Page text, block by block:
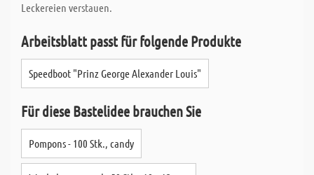
Leckereien verstauen.
Arbeitsblatt passt für folgende Produkte
Speedboot "Prinz George Alexander Louis"
Für diese Bastelidee brauchen Sie
Pompons - 100 Stk., candy